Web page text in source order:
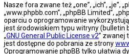
Nasze fora zwane też „one”, „ich”, „je”,
„www.phpbb.com”, „phpBB Limited”,
oparciu o oprogramowanie
jest środowiskiem typu witryny (bulletin
„GNU General Public License v2” zwanej
jest dostępne do pobrania ze strony
Oprogramowanie phpBB tylko ułatwia